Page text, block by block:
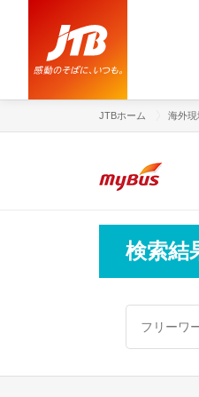
JTBホーム 海外現
検索結